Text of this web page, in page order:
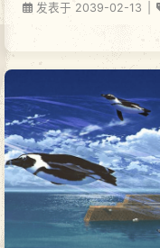
发表于 2039-02-13